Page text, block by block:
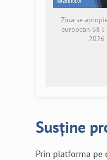
Ziua se
european 68 l
2026
Susține
Prin platforma pe